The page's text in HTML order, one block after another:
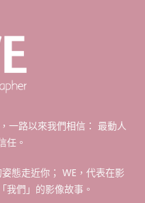
一路以來我們相信： 最動人
任。
態走近你； WE，代表在影
我們」的影像故事。